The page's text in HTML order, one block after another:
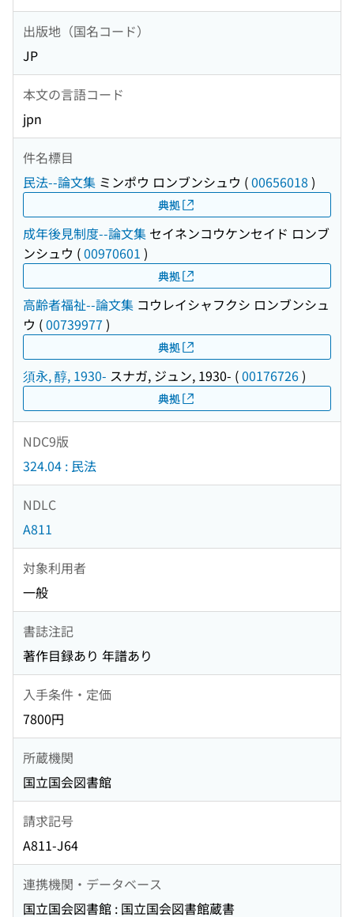
出版地（国名コード）
JP
本文の言語コード
jpn
件名標目
民法--論文集 ミンポウ ロンブンシュウ (00656018 )
典拠
成年後見制度--論文集 セイネンコウケンセイド ロンブ
ンシュウ (00970601 )
典拠
高齢者福祉--論文集 コウレイシャフクシ ロンブンシュ
ウ (00739977 )
典拠
須永, 醇, 1930- スナガ, ジュン, 1930- (00176726)
典拠
NDC9版
324.04 : 民法
NDLC
A811
対象利用者
一般
書誌注記
著作目録あり 年譜あり
入手条件・定価
7800円
所蔵機関
国立国会図書館
請求記号
A811-J64
連携機関・データベース
国立国会図書館 : 国立国会図書館蔵書